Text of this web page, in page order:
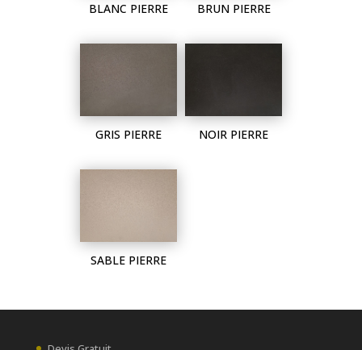
BLANC PIERRE BRUN PIERRE
GRIS PIERRE NOIR PIERRE
SABLE PIERRE